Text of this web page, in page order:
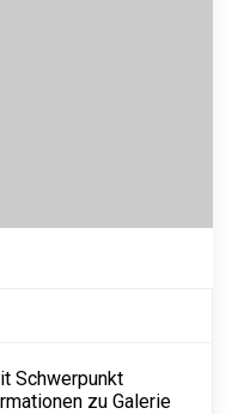
Schwerpunkt
zu Galerie